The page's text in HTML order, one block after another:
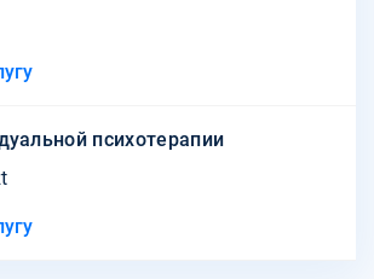
психотерапии